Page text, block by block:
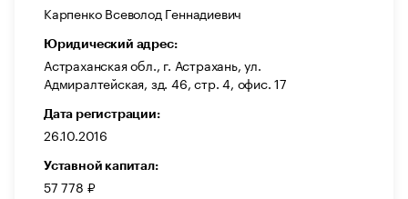
Карпенко Всеволод Геннадиевич
Юридический адрес:
Астраханская обл., г. Астрахань, ул.
Адмиралтейская, зд. 46, стр. 4, офис. 17
Дата регистрации:
26.10.2016
Уставной капитал:
57 778 ₽